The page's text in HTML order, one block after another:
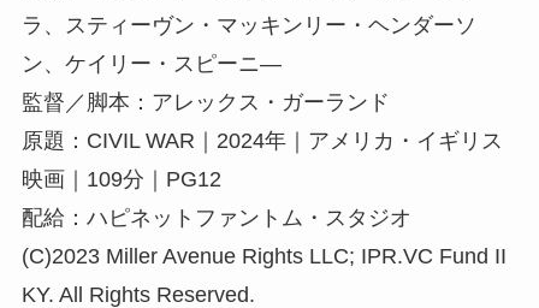
ラ、スティーヴン・マッキンリー・ヘンダーソ
ン、ケイリー・スピーニ―
監督／脚本：アレックス・ガーランド
原題：CIVIL WAR｜2024年｜アメリカ・イギリス
映画｜109分｜PG12
配給：ハピネットファントム・スタジオ
(C)2023 Miller Avenue Rights LLC; IPR.VC Fund II
KY. All Rights Reserved.